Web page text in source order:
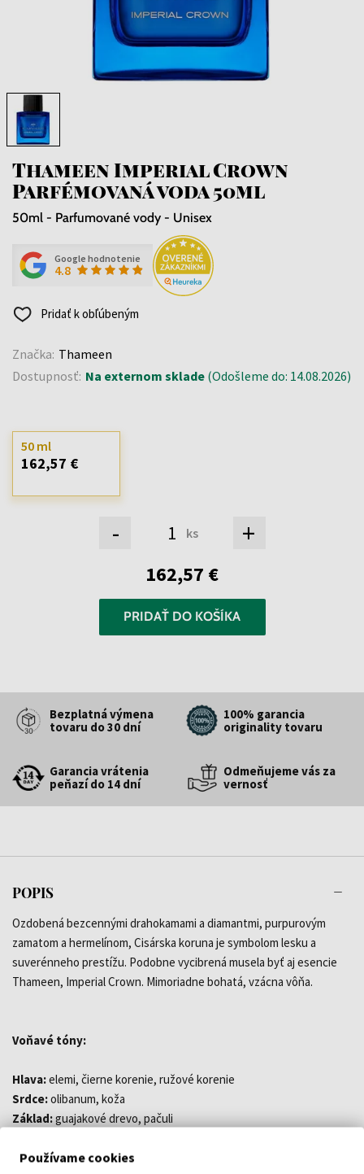
Thameen Imperial Crown
Parfémovaná voda 50ml
50ml - Parfumované vody - Unisex
Google hodnotenie
4.8
Pridať k obľúbeným
Značka: Thameen
Dostupnosť: Na externom sklade (Odošleme do: 14.08.2026)
- ks +
50 ml
162,57 €
162,57 €
PRIDAŤ DO KOŠÍKA
Bezplatná výmena
tovaru do 30 dní
100% garancia
originality tovaru
Garancia vrátenia
peňazí do 14 dní
Odmeňujeme vás za
vernosť
POPIS
Ozdobená bezcennými drahokamami a diamantmi, purpurovým
zamatom a hermelínom, Cisárska koruna je symbolom lesku a
suverénneho prestížu. Podobne vycibrená musela byť aj esencie
Thameen, Imperial Crown. Mimoriadne bohatá, vzácna vôňa.
Voňavé tóny:
Hlava:elemi, čierne korenie, ružové korenie
Srdce:olibanum, koža
Základ:guajakové drevo, pačuli
Používame cookies